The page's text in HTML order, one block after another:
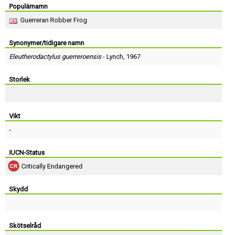
Populärnamn
Guerreran Robber Frog
Synonymer/tidigare namn
Eleutherodactylus guerreroensis- Lynch, 1967
Storlek
Vikt
-
IUCN-Status
Critically Endangered
Skydd
Skötselråd